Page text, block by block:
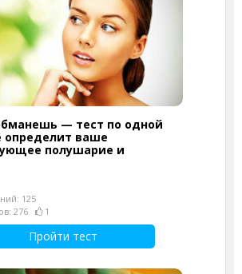
— тест по одной
определит ваше
полушарие и
125
276
1
Пройти тест